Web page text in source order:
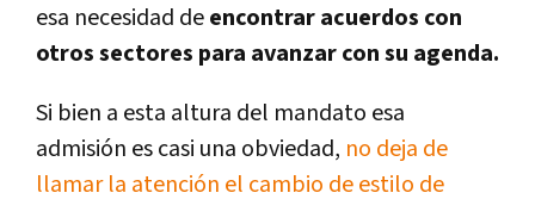
esa necesidad deencontrar acuerdos con
otros sectores para avanzar con su agenda.
Si bien a esta altura del mandato esa
admisión es casi una obviedad, no deja de
llamar la atención el cambio de estilo de